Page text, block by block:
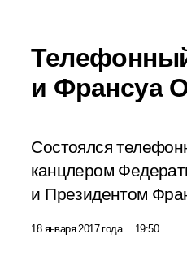
и Франсуа
Состоялся
канцлером
и Президентом
18 января 2017 года 19:50